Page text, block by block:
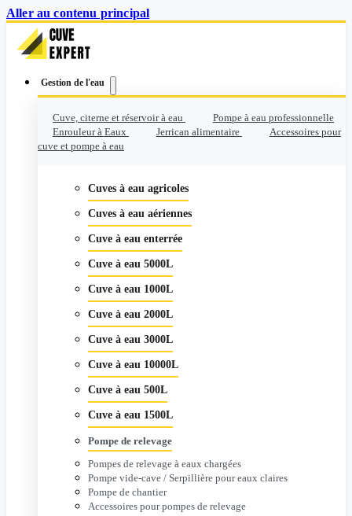
Aller au contenu principal
Gestion de l'eau
Cuve, citerne et réservoir à eau
Pompe à eau professionnelle
Enrouleur à Eaux
Jerrican alimentaire
Accessoires pour
cuve et pompe à eau
Cuves à eau agricoles
Cuves à eau aériennes
Cuve à eau enterrée
Cuve à eau 5000L
Cuve à eau 1000L
Cuve à eau 2000L
Cuve à eau 3000L
Cuve à eau 10000L
Cuve à eau 500L
Cuve à eau 1500L
Pompe de relevage
Pompes de relevage à eaux chargées
Pompe vide-cave / Serpillière pour eaux claires
Pompe de chantier
Accessoires pour pompes de relevage